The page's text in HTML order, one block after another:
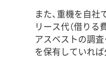
また、重機を自
リース代（借りる
アスベストの調
を保有していれ